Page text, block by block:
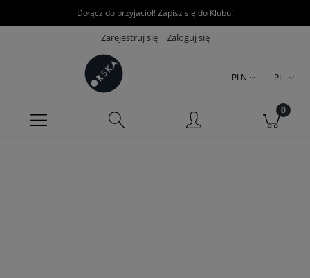
Dołącz do przyjaciół! Zapisz się do Klubu!
Zarejestruj się Zaloguj się
PLN PL